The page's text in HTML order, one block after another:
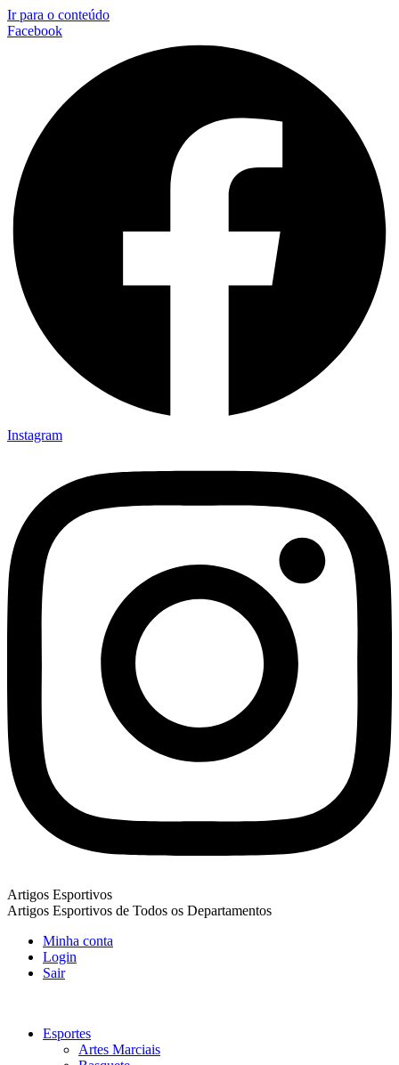
Ir para o conteúdo
Facebook
Instagram
Artigos Esportivos
Artigos Esportivos de Todos os Departamentos
Minha conta
Login
Sair
Esportes
Artes Marciais